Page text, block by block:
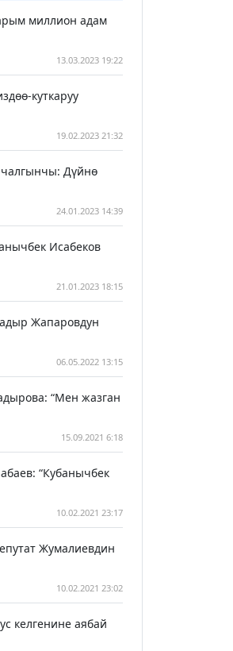
миллион адам
13.03.2023 19:22
куткаруу
19.02.2023 21:32
Дүйнө
24.01.2023 14:39
Исабеков
21.01.2023 18:15
Жапаровдун
06.05.2022 13:15
“Мен жазган
15.09.2021 6:18
“Кубанычбек
10.02.2021 23:17
Жумалиевдин
10.02.2021 23:02
келгенине аябай